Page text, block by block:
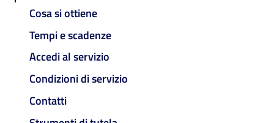
Cosa si ottiene
Tempi e scadenze
Accedi al servizio
Condizioni di servizio
Contatti